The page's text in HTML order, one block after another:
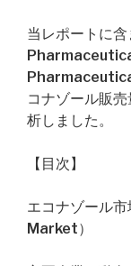
当レポートに
コナゾール販
析しました。
【目次】
エコナゾール
Market）